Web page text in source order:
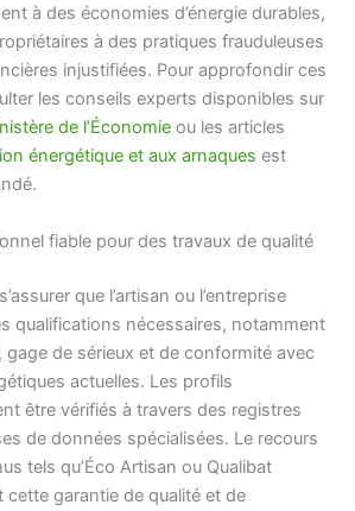
à des économies d’énergie durables,
à des pratiques frauduleuses
injustifiées. Pour approfondir ces
les conseils experts disponibles sur
de l’Économie ou les articles
énergétique et aux arnaques est
fiable pour des travaux de qualité
que l’artisan ou l’entreprise
qualifications nécessaires, notamment
gage de sérieux et de conformité avec
actuelles. Les profils
être vérifiés à travers des registres
de données spécialisées. Le recours
tels qu’Éco Artisan ou Qualibat
cette garantie de qualité et de